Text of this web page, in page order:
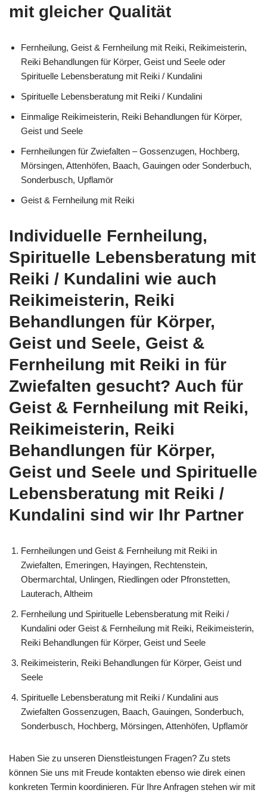
mit gleicher Qualität
Fernheilung, Geist & Fernheilung mit Reiki, Reikimeisterin,
Reiki Behandlungen für Körper, Geist und Seele oder
Spirituelle Lebensberatung mit Reiki / Kundalini
Spirituelle Lebensberatung mit Reiki / Kundalini
Einmalige Reikimeisterin, Reiki Behandlungen für Körper,
Geist und Seele
Fernheilungen für Zwiefalten – Gossenzugen, Hochberg,
Mörsingen, Attenhöfen, Baach, Gauingen oder Sonderbuch,
Sonderbusch, Upflamör
Geist & Fernheilung mit Reiki
Individuelle Fernheilung,
Spirituelle Lebensberatung mit
Reiki / Kundalini wie auch
Reikimeisterin, Reiki
Behandlungen für Körper,
Geist und Seele, Geist &
Fernheilung mit Reiki in für
Zwiefalten gesucht? Auch für
Geist & Fernheilung mit Reiki,
Reikimeisterin, Reiki
Behandlungen für Körper,
Geist und Seele und Spirituelle
Lebensberatung mit Reiki /
Kundalini sind wir Ihr Partner
Fernheilungen und Geist & Fernheilung mit Reiki in
Zwiefalten, Emeringen, Hayingen, Rechtenstein,
Obermarchtal, Unlingen, Riedlingen oder Pfronstetten,
Lauterach, Altheim
Fernheilung und Spirituelle Lebensberatung mit Reiki /
Kundalini oder Geist & Fernheilung mit Reiki, Reikimeisterin,
Reiki Behandlungen für Körper, Geist und Seele
Reikimeisterin, Reiki Behandlungen für Körper, Geist und
Seele
Spirituelle Lebensberatung mit Reiki / Kundalini aus
Zwiefalten Gossenzugen, Baach, Gauingen, Sonderbuch,
Sonderbusch, Hochberg, Mörsingen, Attenhöfen, Upflamör
Haben Sie zu unseren Dienstleistungen Fragen? Zu stets
können Sie uns mit Freude kontakten ebenso wie direk einen
konkreten Termin koordinieren. Für Ihre Anfragen stehen wir mit